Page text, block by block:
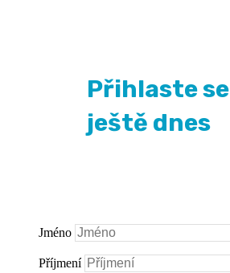
Přihlaste se
ještě dnes
Jméno
Příjmení